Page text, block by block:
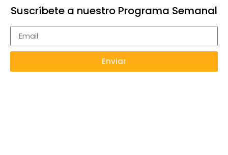
Suscríbete a nuestro Programa Semanal
Enviar